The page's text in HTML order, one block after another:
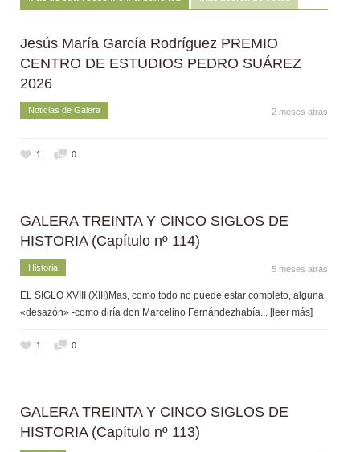
Jesús María García Rodríguez PREMIO
CENTRO DE ESTUDIOS PEDRO SUÁREZ
2026
Noticias de Galera 2 meses atrás
1 0
GALERA TREINTA Y CINCO SIGLOS DE
HISTORIA (Capítulo nº 114)
Historia 5 meses atrás
EL SIGLO XVIII (XIII)Mas, como todo no puede estar completo, alguna
«desazón» -como diría don Marcelino Fernándezhabía ... [leer más]
1 0
GALERA TREINTA Y CINCO SIGLOS DE
HISTORIA (Capítulo nº 113)